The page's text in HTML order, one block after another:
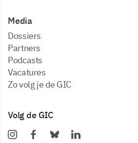
Media
dossiers
partners
podcasts
vacatures
zo volg je de GIC
Volg de GIC